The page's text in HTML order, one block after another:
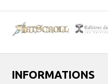
INFORMATIONS